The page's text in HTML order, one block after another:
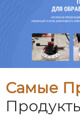
Самые